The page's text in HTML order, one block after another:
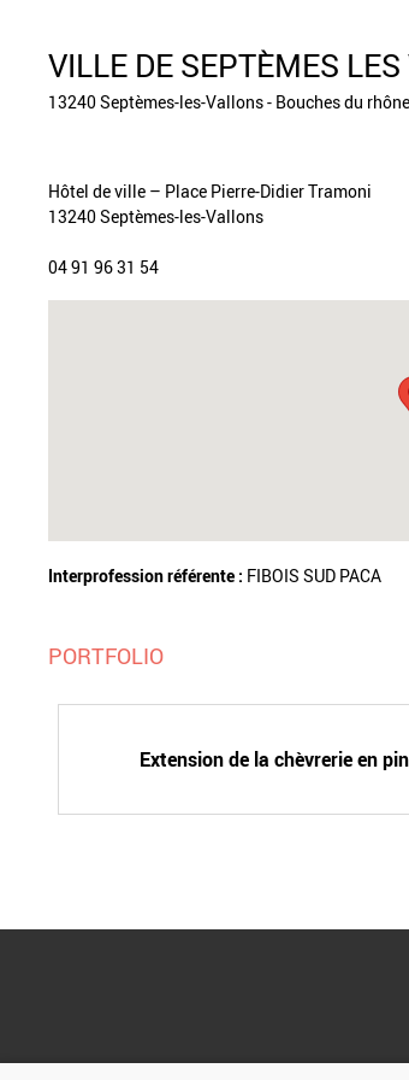
VILLE DE SEPTÈMES
13240 Septèmes-les-Vallons - Bouches du
Hôtel de ville – Place Pierre-Didier Tramoni
13240 Septèmes-les-Vallons
04 91 96 31 54
Interprofession référente : FIBOIS SUD PACA
PORTFOLIO
Extension de la chèvrerie en pin